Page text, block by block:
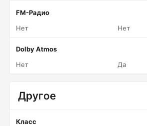
FM-Радио
Нет
Нет
Dolby Atmos
Нет
Да
Другое
Класс